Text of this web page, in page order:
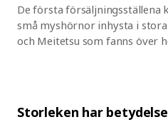
De första försäljningsställena
små myshörnor inhysta i
och Meitetsu som fanns över
Storleken har betydelse